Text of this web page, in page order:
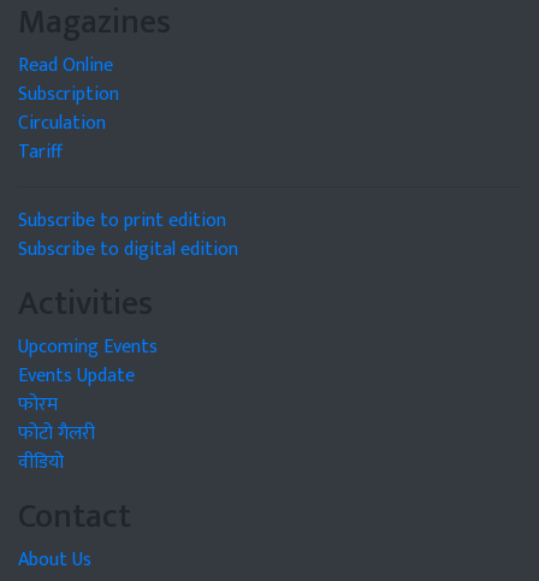
Magazines
Read Online
Subscription
Circulation
Tariff
Subscribe to print edition
Subscribe to digital edition
Activities
Upcoming Events
Events Update
फोरम
फोटो गैलरी
वीडियो
Contact
About Us